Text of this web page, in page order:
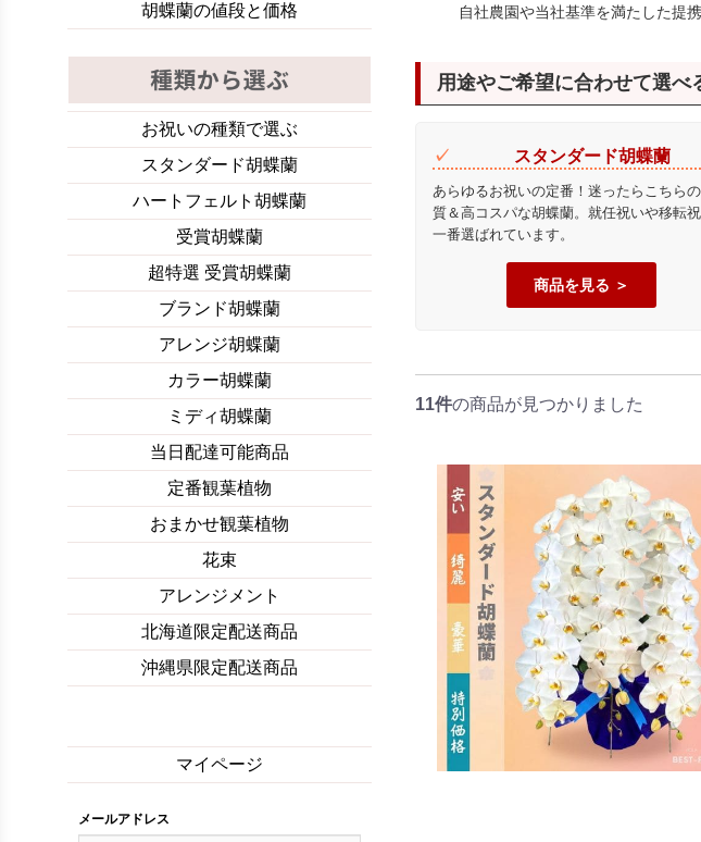
自社農園や当社基準を満たした提
用途やご希望に合わせて選べ
スタンダード胡蝶蘭
あらゆるお祝いの定番！迷ったらこちら
質＆高コスパな胡蝶蘭。就任祝いや移転
一番選ばれています。
商品を見る
11件の商品が見つかりました
胡蝶蘭の値段と価格
お祝いの種類で選ぶ
スタンダード胡蝶蘭
ハートフェルト胡蝶蘭
受賞胡蝶蘭
超特選 受賞胡蝶蘭
ブランド胡蝶蘭
アレンジ胡蝶蘭
カラー胡蝶蘭
ミディ胡蝶蘭
当日配達可能商品
定番観葉植物
おまかせ観葉植物
花束
アレンジメント
北海道限定配送商品
沖縄県限定配送商品
マイページ
メールアドレス